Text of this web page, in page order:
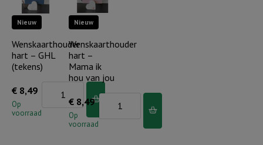
aantal
aantal
Nieuw
Wenskaarthouder
hart – GHL
(tekens)
€ 8,49
Op
voorraad
Nieuw
Wenskaarthouder
hart –
Mama ik
hou van jou
€ 8,49
Op
voorraad
Wenskaarthouder
hart